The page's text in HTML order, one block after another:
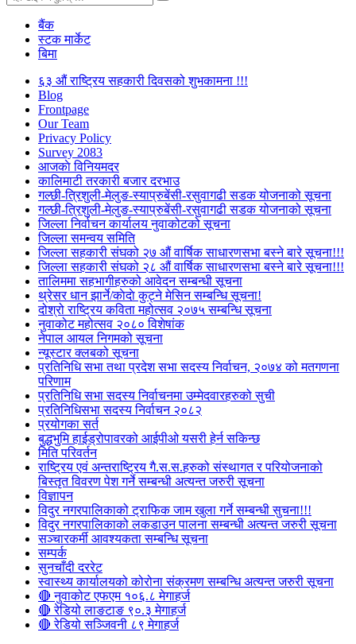
बैंक
स्टक मार्केट
बिमा
६३ औं राष्ट्रिय सहकारी दिवसको शुभकामना !!!
Blog
Frontpage
Our Team
Privacy Policy
Survey 2083
आजकाे विनियमदर
कालिमाटी तरकारी बजार दरभाउ
गल्छी-त्रिशुली-मेलुङ-स्याप्रुबेंसी-रसुवागढी सडक योजनाको सूचना
गल्छी-त्रिशुली-मेलुङ-स्याप्रुबेंसी-रसुवागढी सडक योजनाको सूचना
जिल्ला निर्वाचन कार्यालय नुवाकोटको सूचना
जिल्ला समन्वय समिति
जिल्ला सहकारी संघको २७ औं वार्षिक साधारणसभा बस्ने बारे सूचना!!!
जिल्ला सहकारी संघको २८ औं वार्षिक साधारणसभा बस्ने बारे सूचना!!!
तालिममा सहभागीहरुको आवेदन सम्बन्धी सूचना
थ्रेसर धान झार्ने/काेदाे कुट्ने मेसिन सम्बन्धि सूचना!
दोश्रो राष्ट्रिय कविता महोत्सव २०७५ सम्बन्धि सूचना
नुवाकोट महोत्सव २०८० विशेषांक
नेपाल आयल निगमको सूचना
न्यूस्टार क्लबको सूचना
प्रतिनिधि सभा तथा प्रदेश सभा सदस्य निर्वाचन, २०७४ को मतगणना
परिणाम
प्रतिनिधि सभा सदस्य निर्वाचनमा उम्मेदवारहरुको सुची
प्रतिनिधिसभा सदस्य निर्वाचन २०८२
प्रयोगका सर्त
बुद्धभुमि हाईड्रोपावरको आईपीओ यसरी हेर्न सकिन्छ
मिति परिवर्तन
राष्ट्रिय एवं अन्तराष्ट्रिय गै.स.स.हरुको संस्थागत र परियोजनाको
बिस्तृत विवरण पेश गर्ने सम्बन्धी अत्यन्त जरुरी सूचना
विज्ञापन
विदुर नगरपालिकाको ट्राफिक जाम खुला गर्ने सम्बन्धी सुचना!!!
विदुर नगरपालिकाको लकडाउन पालना सम्बन्धी अत्यन्त जरुरी सूचना
सञ्चारकर्मी आवश्यकता सम्बन्धि सूचना
सम्पर्क
सुनचाँदी दररेट
स्वास्थ्य कार्यालयको कोरोना संक्रमण सम्बन्धि अत्यन्त जरुरी सूचना
🔴 नुवाकोट एफएम १०६.८ मेगाहर्ज
🔴 रेडियो लाङटाङ ९०.३ मेगाहर्ज
🔴 रेडियो सञ्जिवनी ८९ मेगाहर्ज